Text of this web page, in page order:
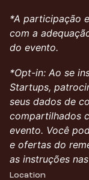
*A participação
com a
do evento.
*Opt-in: Ao se
Startups,
seus dados de
compartilhados
evento. Você
e ofertas do
as instruções
Location